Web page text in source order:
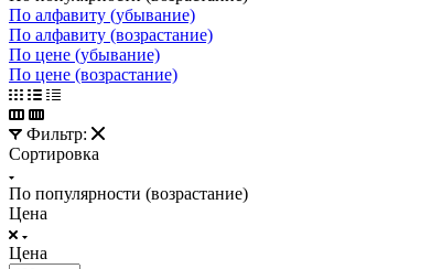
По алфавиту (убывание)
По алфавиту (возрастание)
По цене (убывание)
По цене (возрастание)
Фильтр:
Сортировка
По популярности (возрастание)
Цена
Цена